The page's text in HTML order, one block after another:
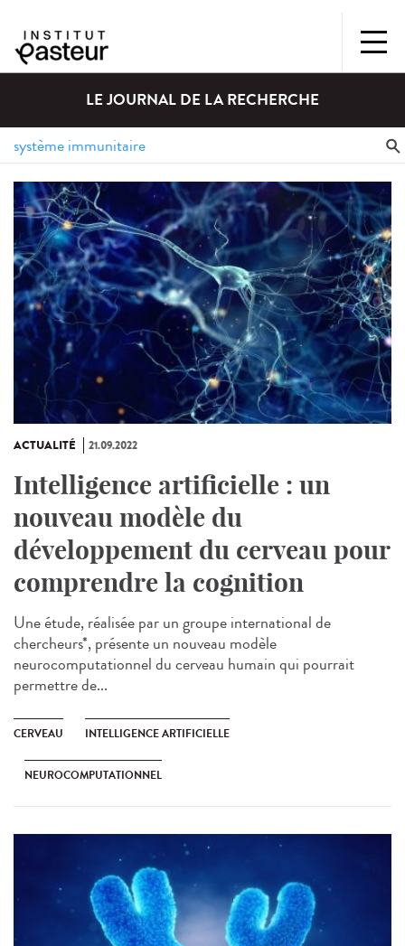
LE JOURNAL DE LA RECHERCHE
ACTUALITÉ 21.09.2022
Intelligence artificielle : un
nouveau modèle du
développement du cerveau pour
comprendre la cognition
Une étude, réalisée par un groupe international de
chercheurs*, présente un nouveau modèle
neurocomputationnel du cerveau humain qui pourrait
permettre de...
CERVEAU INTELLIGENCE ARTIFICIELLE
NEUROCOMPUTATIONNEL